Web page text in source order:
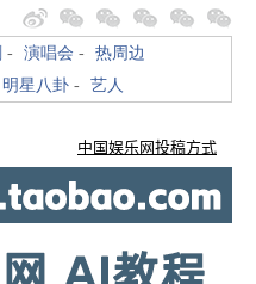
- 演唱会 - 热周边
明星八卦 - 艺人